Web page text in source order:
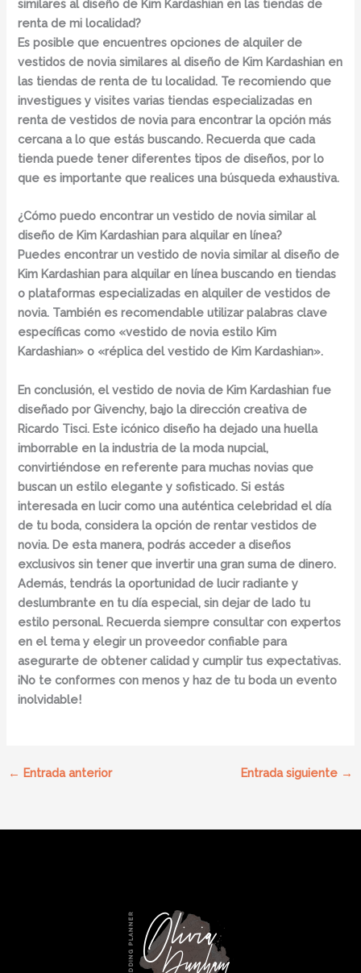
similares al diseño de Kim Kardashian en las tiendas de
renta de mi localidad?
Es posible que encuentres opciones de alquiler de
vestidos de novia similares al diseño de Kim Kardashian en
las tiendas de renta de tu localidad. Te recomiendo que
investigues y visites varias tiendas especializadas en
renta de vestidos de novia para encontrar la opción más
cercana a lo que estás buscando. Recuerda que cada
tienda puede tener diferentes tipos de diseños, por lo
que es importante que realices una búsqueda exhaustiva.
¿Cómo puedo encontrar un vestido de novia similar al
diseño de Kim Kardashian para alquilar en línea?
Puedes encontrar un vestido de novia similar al diseño de
Kim Kardashian para alquilar en línea buscando en tiendas
o plataformas especializadas enalquiler de vestidos de
novia. También es recomendable utilizar palabras clave
específicas como «vestido de novia estilo Kim
Kardashian» o «réplica del vestido de Kim Kardashian».
En conclusión, el vestido de novia de Kim Kardashian fue
diseñado por Givenchy, bajo la dirección creativa de
Ricardo Tisci. Este icónico diseño ha dejado una huella
imborrable en la industria de la moda nupcial,
convirtiéndose en referente para muchas novias que
buscan un estilo elegante y sofisticado. Si estás
interesada en lucir como una auténtica celebridad el día
de tu boda, considera la opción derentar vestidos de
novia. De esta manera, podrás acceder a diseños
exclusivos sin tener que invertir una gran suma de dinero.
Además, tendrás la oportunidad de lucir radiante y
deslumbrante en tu día especial, sin dejar de lado tu
estilo personal. Recuerda siempre consultar con expertos
en el tema y elegir un proveedor confiable para
asegurarte de obtener calidad y cumplir tus expectativas.
¡No te conformes con menos y haz de tu boda un evento
inolvidable!
← Entrada anterior Entrada siguiente →